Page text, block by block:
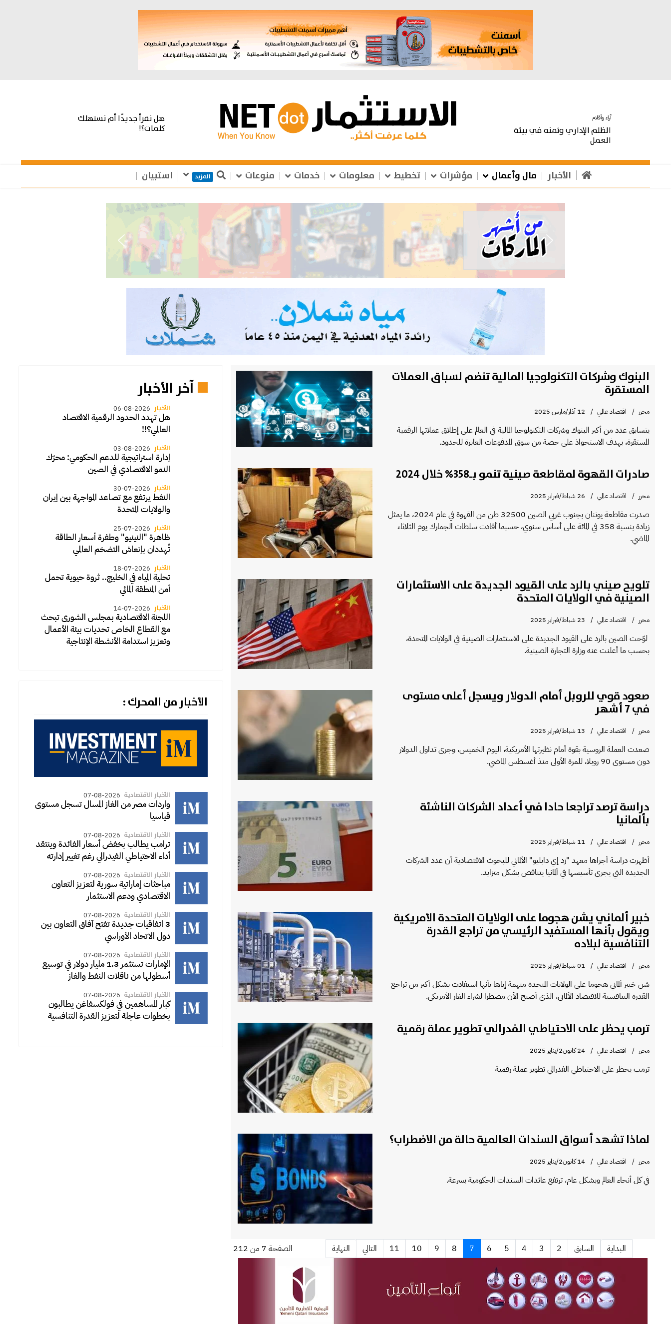
آراء وأقلام
الظلم الإداري وثمنه في بيئة
العمل
هل نقرأ جديدًا أم نستهلك
كلمات؟!
الأخبار مال وأعمال مؤشرات تخطيط معلومات خدمات منوعات المزيد استبيان
البنوك وشركات التكنولوجيا المالية تنضم لسباق العملات
المستقرة
محرر اقتصاد عالمي 12 آذار/مارس 2025
يتسابق عدد من أكبر البنوك وشركات التكنولوجيا المالية في العالم على إطلاق عملاتها الرقمية
المستقرة، بهدف الاستحواذ على حصة من سوق المدفوعات العابرة للحدود.
Previous Next
صادرات القهوة لمقاطعة صينية تنمو بـ358% خلال 2024
محرر اقتصاد عالمي 26 شباط/فبراير 2025
صدرت مقاطعة يوننان بجنوب غربي الصين 32500 طن من القهوة في عام 2024، ما يمثل
زيادة بنسبة 358 في المائة على أساس سنوي، حسبما أفادت سلطات الجمارك يوم الثلاثاء
الماضي.
تلويح صيني بالرد على القيود الجديدة على الاستثمارات
الصينية في الولايات المتحدة
محرر اقتصاد عالمي 23 شباط/فبراير 2025
لوّحت الصين بالرد على القيود الجديدة على الاستثمارات الصينية في الولايات المتحدة،
بحسب ما أعلنت عنه وزارة التجارة الصينية.
صعود قوي للروبل أمام الدولار ويسجل أعلى مستوى
في 7 أشهر
محرر اقتصاد عالمي 13 شباط/فبراير 2025
صعدت العملة الروسية بقوة أمام نظيرتها الأمريكية، اليوم الخميس، وجرى تداول الدولار
دون مستوى 90 روبلا، للمرة الأولى منذ أغسطس الماضي.
دراسة ترصد تراجعا حادا في أعداد الشركات الناشئة
بألمانيا
محرر اقتصاد عالمي 11 شباط/فبراير 2025
أظهرت دراسة أجراها معهد "زد إي دابليو" الألماني للبحوث الاقتصادية أن عدد الشركات
الجديدة التي يجرى تأسيسها في ألمانيا يتناقص بشكل متزايد.
خبير ألماني يشن هجوما على الولايات المتحدة الأمريكية
ويقول بأنها المستفيد الرئيسي من تراجع القدرة
التنافسية لبلاده
محرر اقتصاد عالمي 01 شباط/فبراير 2025
شن خبير ألماني هجوما على الولايات المتحدة متهمة إياها بأنها استفادت بشكل أكبر من تراجع
القدرة التنافسية للاقتصاد الألماني، الذي أصبح الآن مضطرا لشراء الغاز الأمريكي.
ترمب يحظر على الاحتياطي الفدرالي تطوير عملة رقمية
محرر اقتصاد عالمي 24 كانون2/يناير 2025
ترمب يحظر على الاحتياطي الفدرالي تطوير عملة رقمية
لماذا تشهد أسواق السندات العالمية حالة من الاضطراب؟
محرر اقتصاد عالمي 14 كانون2/يناير 2025
في كل أنحاء العالم وبشكل عام، ترتفع عائدات السندات الحكومية بسرعة.
البداية السابق 2
3
4
5
6
7
8
9
10
11 التالي النهاية الصفحة 7 من 212
آخر الأخبار
الأخبار 06-08-2026
هل تهدد الحدود الرقمية الاقتصاد
العالمي؟!!
الأخبار 03-08-2026
إدارة استراتيجية للدعم الحكومي: محرّك
النمو الاقتصادي في الصين
الأخبار 30-07-2026
النفط يرتفع مع تصاعد المواجهة بين إيران
والولايات المتحدة
الأخبار 25-07-2026
ظاهرة "النينيو" وطفرة أسعار الطاقة
تُهددان بإنعاش التضخم العالمي
الأخبار 18-07-2026
تحلية المياه في الخليج.. ثروة حيوية تحمل
أمن المنطقة المائي
الأخبار 14-07-2026
اللجنة الاقتصادية بمجلس الشورى تبحث
مع القطاع الخاص تحديات بيئة الأعمال
وتعزيز استدامة الأنشطة الإنتاجية
الأخبار من المحرك :
الأخبار الاقتصادية 07-08-2026
واردات مصر من الغاز المسال تسجل مستوى
قياسيا
الأخبار الاقتصادية 07-08-2026
ترامب يطالب بخفض أسعار الفائدة وينتقد
أداء الاحتياطي الفيدرالي رغم تغيير إدارته
الأخبار الاقتصادية 07-08-2026
مباحثات إماراتية سورية لتعزيز التعاون
الاقتصادي ودعم الاستثمار
الأخبار الاقتصادية 07-08-2026
3 اتفاقيات جديدة تفتح آفاق التعاون بين
دول الاتحاد الأوراسي
الأخبار الاقتصادية 07-08-2026
الإمارات تستثمر 1.3 مليار دولار في توسيع
أسطولها من ناقلات النفط والغاز
الأخبار الاقتصادية 07-08-2026
كبار المساهمين في فولكسفاغن يطالبون
بخطوات عاجلة لتعزيز القدرة التنافسية